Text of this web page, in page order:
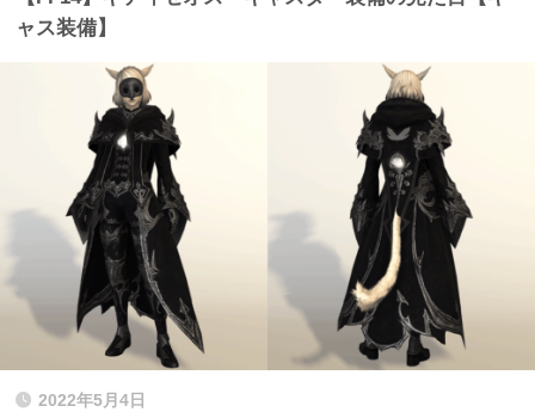
ャス装備】
2022年5月4日